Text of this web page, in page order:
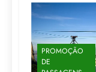
PROMOÇÃO
DE